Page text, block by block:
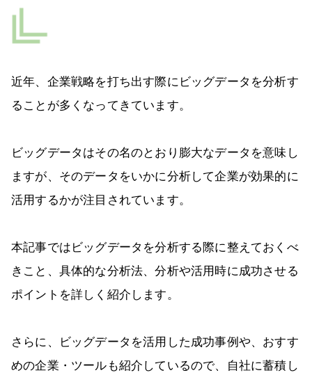
近年、企業戦略を打ち出す際にビッグデータを分析す
ることが多くなってきています。
ビッグデータはその名のとおり膨大なデータを意味し
ますが、そのデータをいかに分析して企業が効果的に
活用するかが注目されています。
本記事ではビッグデータを分析する際に整えておくべ
きこと、具体的な分析法、分析や活用時に成功させる
ポイントを詳しく紹介します。
さらに、ビッグデータを活用した成功事例や、おすす
めの企業・ツールも紹介しているので、自社に蓄積し